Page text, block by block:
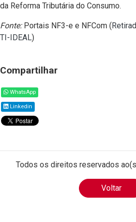
da Reforma Tributária do Consumo.
Fonte:Portais NF3-e e NFCom (
TI-IDEAL)
Compartilhar
WhatsApp
Linkedin
Todos os direitos reservados
Voltar